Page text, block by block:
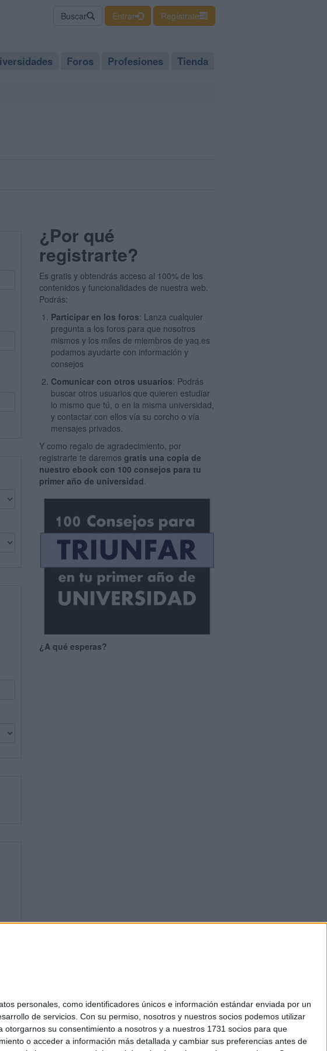
personales, como identificadores únicos e información estándar enviada por un
de servicios. Con su permiso, nosotros y nuestros socios podemos utilizar
su consentimiento a nosotros y a nuestros 1731 socios para que
o acceder a información más detallada y cambiar sus preferencias antes de
Buscar Entrar Regístrate
Foros Profesiones Tienda
¿Por qué
registrarte?
Es gratis y obtendrás acceso al 100% de los
contenidos y funcionalidades de nuestra web.
Podrás:
Participar en los foros: Lanza cualquier
pregunta a los foros para que nosotros
mismos y los miles de miembros de yaq.es
podamos ayudarte con información y
consejos
Comunicar con otros usuarios: Podrás
buscar otros usuarios que quieren estudiar
lo mismo que tú, o en la misma universidad,
y contactar con ellos vía su corcho o vía
mensajes privados.
Y como regalo de agradecimiento, por
registrarte te daremosgratis una copia de
nuestro ebook con 100 consejos para tu
primer año de universidad.
¿A qué esperas?
|Política de cookies